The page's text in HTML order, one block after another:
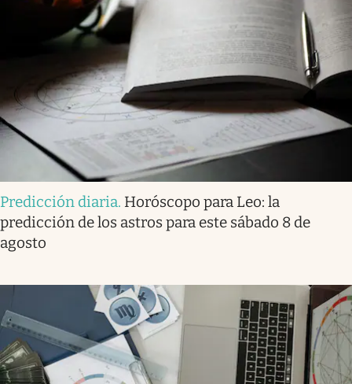
Predicción diaria. Horóscopo para Leo: la
predicción de los astros para este sábado 8 de
agosto